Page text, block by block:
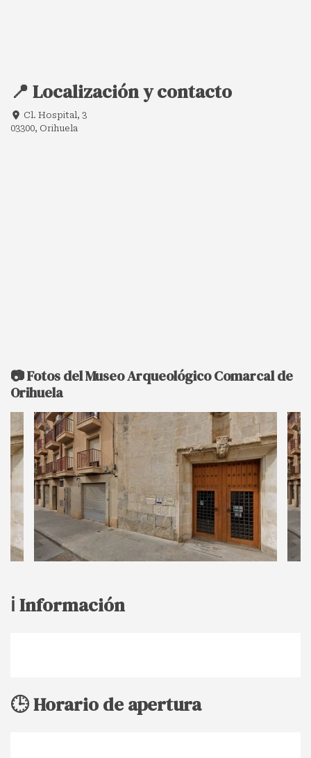
📍 Localización y contacto
Cl. Hospital, 3
03300, Orihuela
📷 Fotos del Museo Arqueológico Comarcal de
Orihuela
ℹ️ Información
🕒 Horario de apertura